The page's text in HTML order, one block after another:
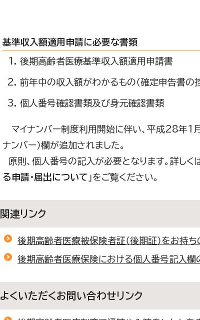
基準収入額適用申請に必要な書類
後期高齢者医療基準収入額適用申請書
前年中の収入額がわかるもの（確定申告書の
個人番号確認書類及び身元確認書類
マイナンバー制度利用開始に伴い、平成28年1
ナンバー）欄が追加されました。
原則、個人番号の記入が必要となります。詳しくは
る申請・届出について 」をご覧ください。
関連リンク
後期高齢者医療被保険者証（後期証）をお持ち
後期高齢者医療保険における個人番号記入欄
よくいただくお問い合わせリンク